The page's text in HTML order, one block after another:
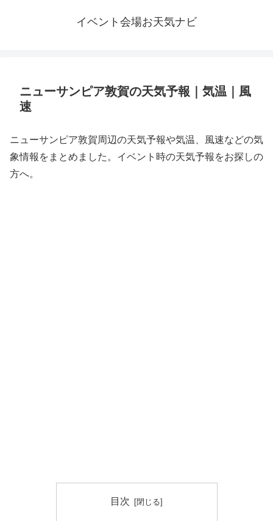
イベント会場お天気ナビ
ニューサンピア敦賀の天気予報｜気温｜風
速
ニューサンピア敦賀周辺の天気予報や気温、風速などの気
象情報をまとめました。イベント時の天気予報をお探しの
方へ。
目次